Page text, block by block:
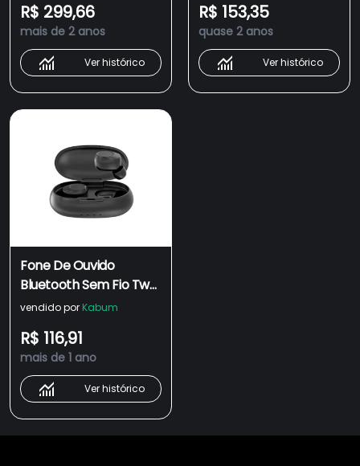
Carregamento - i2GO
Plus
R$ 299,66
mais de 2 anos
Ver histórico
Carregamento - I2GO
Plus
R$ 153,35
quase 2 anos
Ver histórico
Fone De Ouvido
Bluetooth Sem Fio Tws
Air Buds 200 I2go Com
Carregamento - I2go
Plus
vendido por Kabum
R$ 116,91
mais de 1 ano
Ver histórico